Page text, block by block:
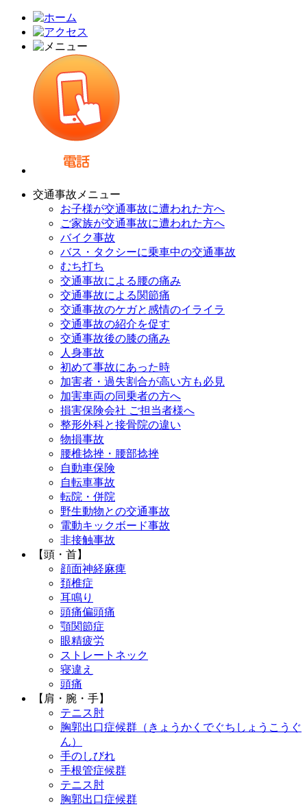
交通事故メニュー
お子様が交通事故に遭われた方へ
ご家族が交通事故に遭われた方へ
バイク事故
バス・タクシーに乗車中の交通事故
むち打ち
交通事故による腰の痛み
交通事故による関節痛
交通事故のケガと感情のイライラ
交通事故の紹介を促す
交通事故後の膝の痛み
人身事故
初めて事故にあった時
加害者・過失割合が高い方も必見
加害車両の同乗者の方へ
損害保険会社 ご担当者様へ
整形外科と接骨院の違い
物損事故
腰椎捻挫・腰部捻挫
自動車保険
自転車事故
転院・併院
野生動物との交通事故
電動キックボード事故
非接触事故
【頭・首】
顔面神経麻痺
頚椎症
耳鳴り
頭痛偏頭痛
顎関節症
眼精疲労
ストレートネック
寝違え
頭痛
【肩・腕・手】
テニス肘
胸郭出口症候群（きょうかくでぐちしょうこうぐ
ん）
手のしびれ
手根管症候群
テニス肘
胸郭出口症候群